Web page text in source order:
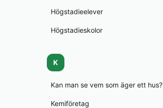
Högstadieelever
Högstadieskolor
K
Kan man se vem som äger ett hus?
Kemiföretag